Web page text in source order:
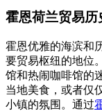
霍恩荷兰贸易历
霍恩优雅的海滨和
要贸易枢纽的地位
馆和热闹咖啡馆的
当地美食，或者仅
小镇的氛围。通过